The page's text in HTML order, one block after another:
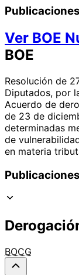
Ver BOE
BOE
Resolución de
Diputados, por
Acuerdo de
de 23 de
determinadas
de
en materia
BOCG